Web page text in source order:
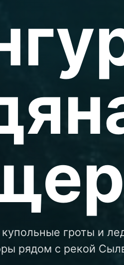
гроты и
рядом с рекой